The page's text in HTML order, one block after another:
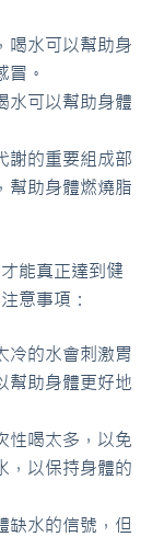
喝水可以幫助身
冒。
水可以幫助身體
謝的重要組成部
幫助身體燃燒脂
能真正達到健
意事項：
冷的水會刺激胃
幫助身體更好地
性喝太多，以免
，以保持身體的
缺水的信號，但